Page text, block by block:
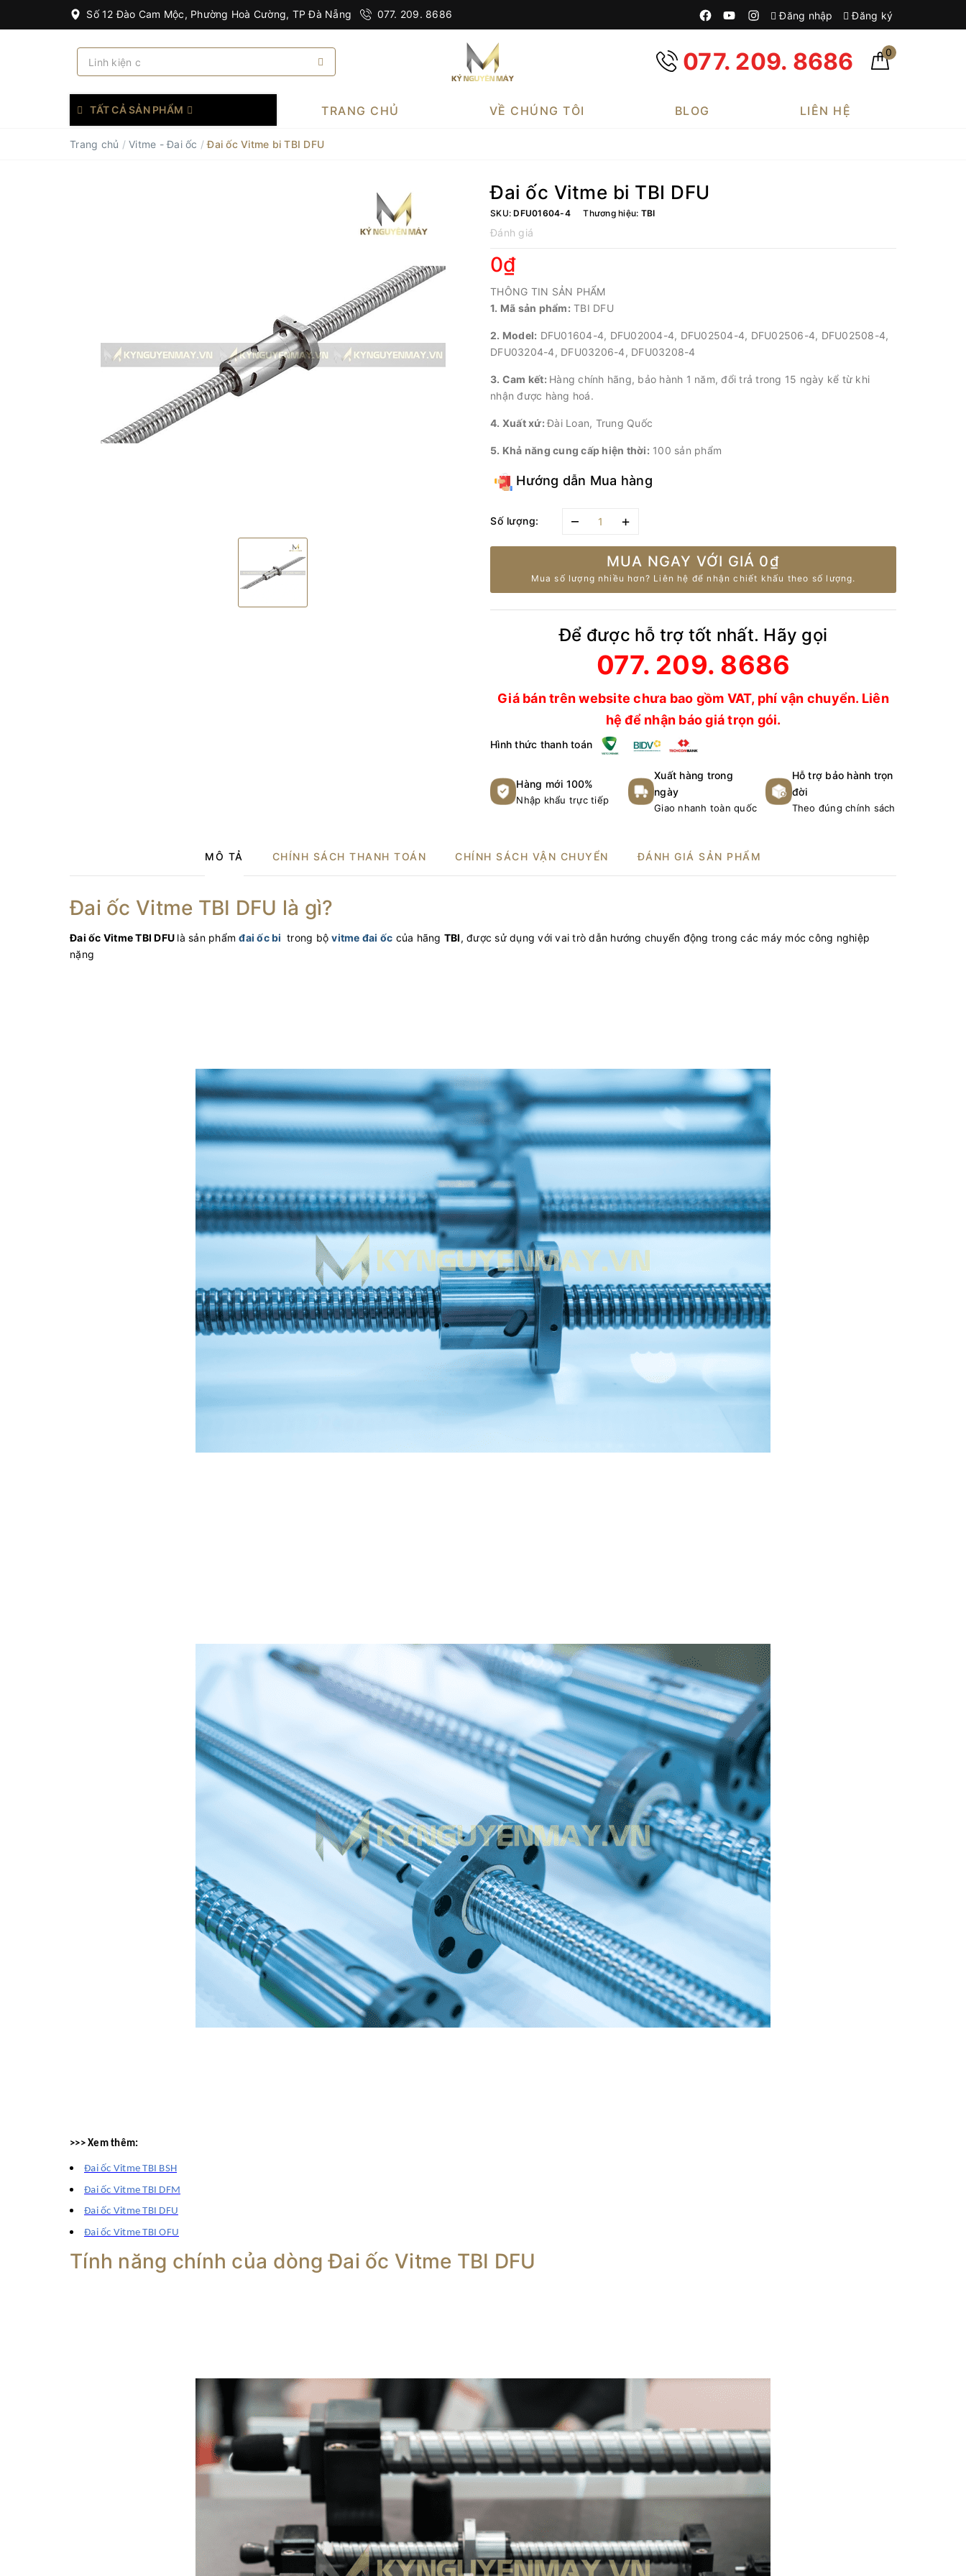
Số 12 Đào Cam Mộc, Phường Hoà Cường, TP Đà Nẵng 077. 209. 8686 Đăng nhập Đăng ký
077. 209. 8686 0
TẤT CẢ SẢN PHẨM TRANG CHỦ VỀ CHÚNG TÔI BLOG LIÊN HỆ
Trang chủ / Vitme - Đai ốc /Đai ốc Vitme bi TBI DFU
Đai ốc Vitme bi TBI DFU
SKU:DFU01604-4 Thương hiệu: TBI
Đánh giá
0₫
THÔNG TIN SẢN PHẨM
1. Mã sản phẩm: TBI DFU
2. Model: DFU01604-4, DFU02004-4, DFU02504-4, DFU02506-4, DFU02508-4,
DFU03204-4, DFU03206-4, DFU03208-4
3. Cam kết: Hàng chính hãng, bảo hành 1 năm, đổi trả trong 15 ngày kể từ khi
nhận được hàng hoá.
4. Xuất xứ:Đài Loan, Trung Quốc
5. Khả năng cung cấp hiện thời: 100 sản phẩm
Hướng dẫn Mua hàng
Số lượng: – +
MUA NGAY VỚI GIÁ 0₫
Mua số lượng nhiều hơn? Liên hệ để nhận chiết khấu theo số lượng.
Để được hỗ trợ tốt nhất. Hãy gọi
077. 209. 8686
Giá bán trên website chưa bao gồm VAT, phí vận chuyển. Liên
hệ để nhận báo giá trọn gói.
Hình thức thanh toán
Hàng mới 100%
Nhập khẩu trực tiếp
Xuất hàng trong
ngày
Giao nhanh toàn quốc
Hỗ trợ bảo hành trọn
đời
Theo đúng chính sách
MÔ TẢ CHÍNH SÁCH THANH TOÁN CHÍNH SÁCH VẬN CHUYỂN ĐÁNH GIÁ SẢN PHẨM
Đai ốc Vitme TBI DFU là gì?
Đai ốc Vitme TBI DFU là sản phẩmđai ốc bi trong bộvitme đai ốc của hãng TBI, được sử dụng với vai trò dẫn hướng chuyển động trong các máy móc công nghiệp
nặng
>>> Xem thêm:
Đai ốc Vitme TBI BSH
Đai ốc Vitme TBI DFM
Đai ốc Vitme TBI DFU
Đai ốc Vitme TBI OFU
Tính năng chính của dòng Đai ốc Vitme TBI DFU